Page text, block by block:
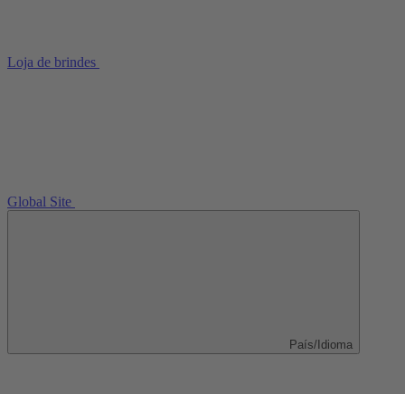
Loja de brindes
Global Site
País/Idioma